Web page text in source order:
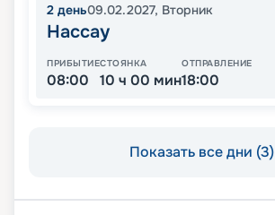
2 день09.02.2027, Вторник
Нассау
ПРИБЫТИЕ
08:00
СТОЯНКА
10 ч 00 мин
ОТПРАВЛЕНИЕ
18:00
Показать все дни (3)